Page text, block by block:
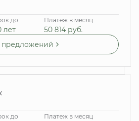
до
лет
Платеж в месяц
50 814 руб.
предложений
до Платеж в месяц